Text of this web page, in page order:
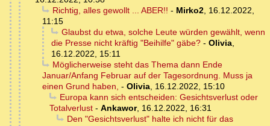
Richtig, alles gewollt ... ABER!! - Mirko2, 16.12.2022,
11:15
Glaubst du etwa, solche Leute würden gewählt, wenn
die Presse nicht kräftig "Beihilfe" gäbe? - Olivia,
16.12.2022, 15:11
Möglicherweise steht das Thema dann Ende
Januar/Anfang Februar auf der Tagesordnung. Muss ja
einen Grund haben, - Olivia, 16.12.2022, 15:10
Europa kann sich entscheiden: Gesichtsverlust oder
Totalverlust - Ankawor, 16.12.2022, 16:31
Den "Gesichtsverlust" halte ich nicht für das